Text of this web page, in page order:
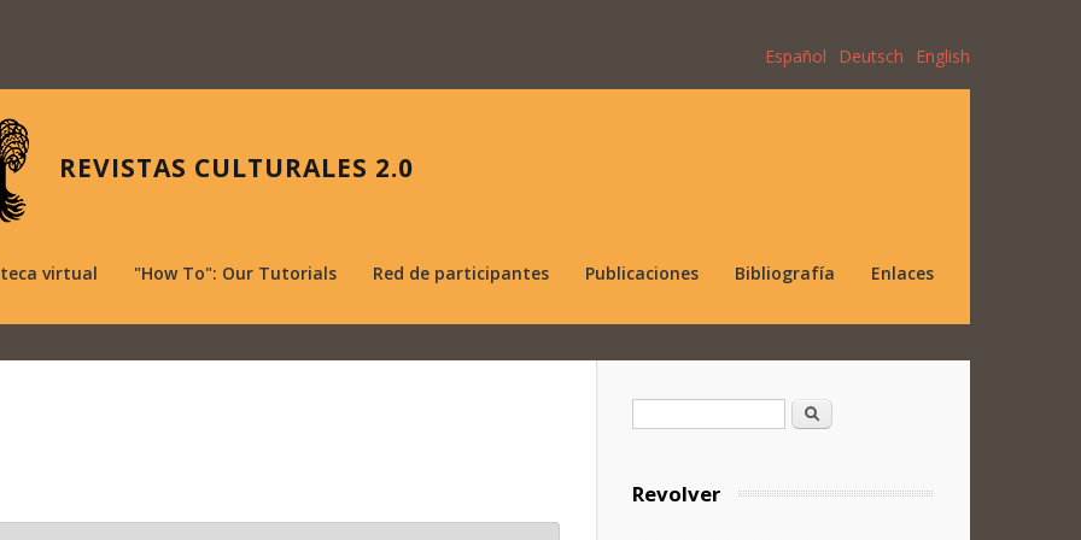
Español Deutsch English
REVISTAS CULTURALES 2.0
virtual "How To": Our Tutorials Red de participantes Publicaciones Bibliografía Enlaces
Formulario de búsqueda
Buscar
Revolver